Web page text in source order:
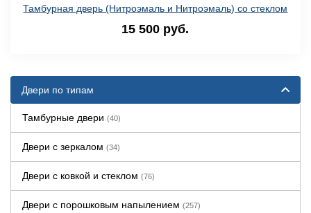
Тамбурная дверь (Нитроэмаль и Нитроэмаль) со стеклом
15 500 руб.
Двери по типам
Тамбурные двери (40)
Двери с зеркалом (34)
Двери с ковкой и стеклом (76)
Двери с порошковым напылением (257)